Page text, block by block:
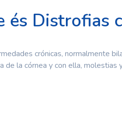
és Distrofias
crónicas, normalmente
de la córnea y con ella, molestias